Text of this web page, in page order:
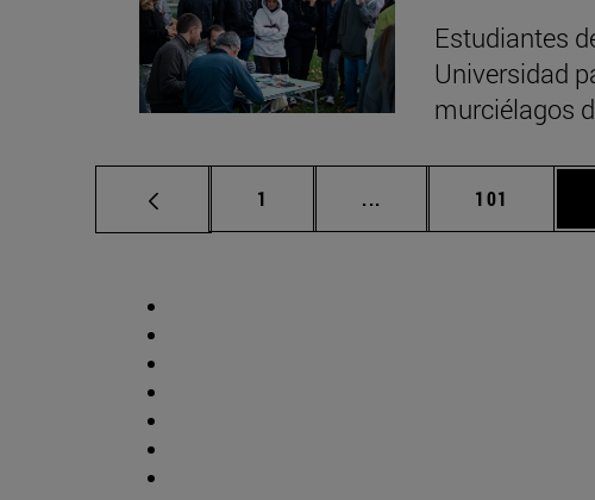
Estudiantes
Universidad
murciélagos
Página
1 ... Páginas intermedias
Página
101